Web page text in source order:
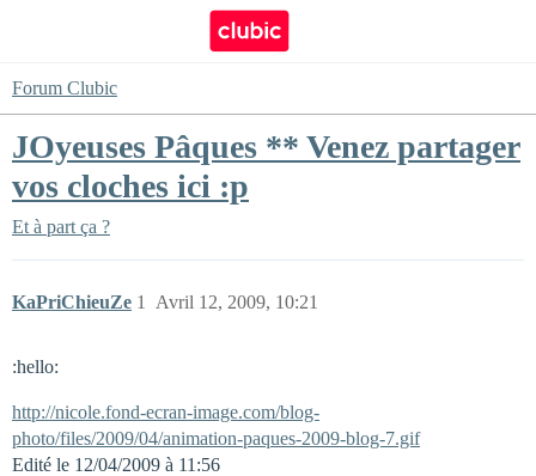
Forum Clubic
JOyeuses Pâques ** Venez partager
vos cloches ici :p
Et à part ça ?
KaPriChieuZe Avril 12, 2009, 10:21
1
:hello:
http://nicole.fond-ecran-image.com/blog-
photo/files/2009/04/animation-paques-2009-blog-7.gif
Edité le 12/04/2009 à 11:56